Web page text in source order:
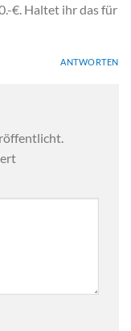
€. Haltet ihr das für
ANTWORTEN